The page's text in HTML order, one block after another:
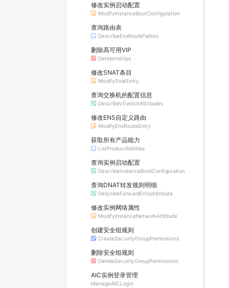
修改实例启动配置
ModifyInstanceBootConfiguration
查询路由表
DescribeEnsRouteTables
删除高可用VIP
DeleteHaVips
修改SNAT条目
ModifySnatEntry
查询交换机的配置信息
DescribeVSwitchAttributes
修改ENS自定义路由
ModifyEnsRouteEntry
获取所有产品能力
ListProductAbilities
查询实例启动配置
DescribeInstanceBootConfiguration
查询DNAT转发规则明细
DescribeForwardEntryAttribute
修改实例网络属性
ModifyInstanceNetworkAttribute
创建安全组规则
CreateSecurityGroupPermissions
删除安全组规则
DeleteSecurityGroupPermissions
AIC实例登录管理
ManageAICLogin